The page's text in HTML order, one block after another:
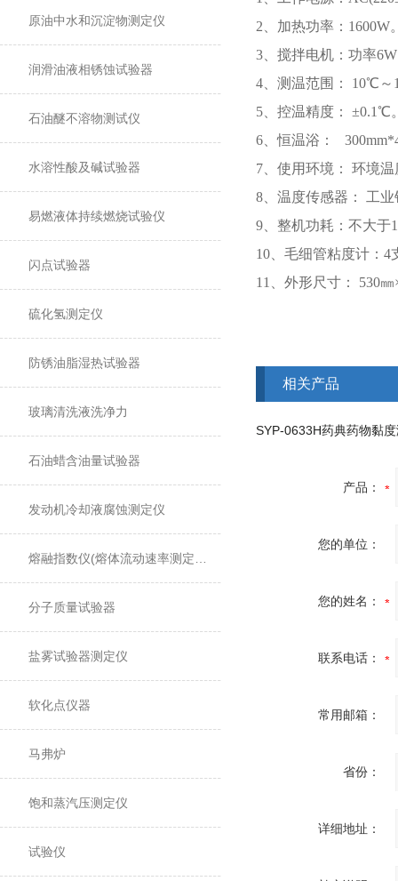
原油中水和沉淀物测定仪
润滑油液相锈蚀试验器
石油醚不溶物测试仪
水溶性酸及碱试验器
易燃液体持续燃烧试验仪
闪点试验器
硫化氢测定仪
防锈油脂湿热试验器
玻璃清洗液洗净力
石油蜡含油量试验器
发动机冷却液腐蚀测定仪
分子质量试验器
盐雾试验器测定仪
软化点仪器
马弗炉
饱和蒸汽压测定仪
试验仪
2、加热功率：1600W
3、搅拌电机：功率
4、测温范围： 10℃
5、控温精度： ±0.1℃
6、恒温浴：
7、使用环境： 环境
8、温度传感器： 工
9、整机功耗：不大于
10、毛细管粘度计：
11、外形尺寸： 530
相关产品
产品：
您的单位：
您的姓名：
联系电话：
常用邮箱：
省份：
详细地址：